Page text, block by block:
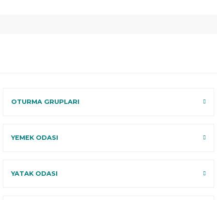
OTURMA GRUPLARI
YEMEK ODASI
YATAK ODASI